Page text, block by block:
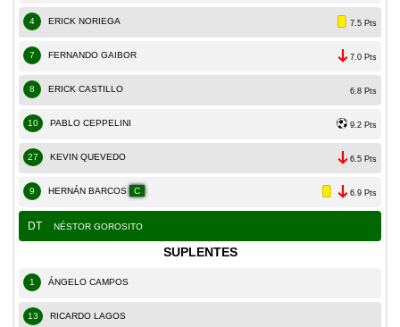
4 ERICK NORIEGA 7.5 Pts
7 FERNANDO GAIBOR 7.0 Pts
8 ERICK CASTILLO 6.8 Pts
10 PABLO CEPPELINI 9.2 Pts
27 KEVIN QUEVEDO 6.5 Pts
9 HERNÁN BARCOS C 6.9 Pts
DT NÉSTOR GOROSITO
SUPLENTES
1 ÁNGELO CAMPOS
13 RICARDO LAGOS